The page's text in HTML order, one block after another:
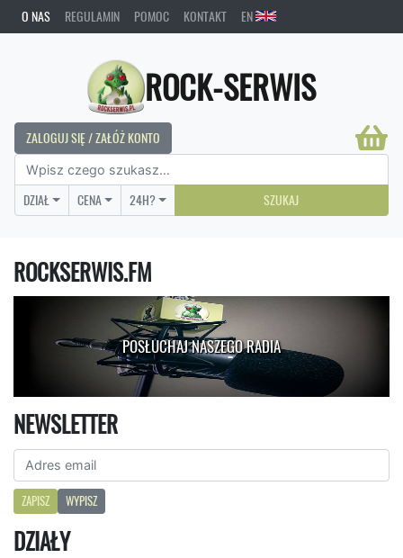
O NAS REGULAMIN POMOC KONTAKT EN
ROCK-SERWIS
ZALOGUJ SIĘ / ZAŁÓŻ KONTO
DZIAŁ CENA 24H? SZUKAJ
ROCKSERWIS.FM
POSŁUCHAJ NASZEGO RADIA
NEWSLETTER
ZAPISZ WYPISZ
DZIAŁY